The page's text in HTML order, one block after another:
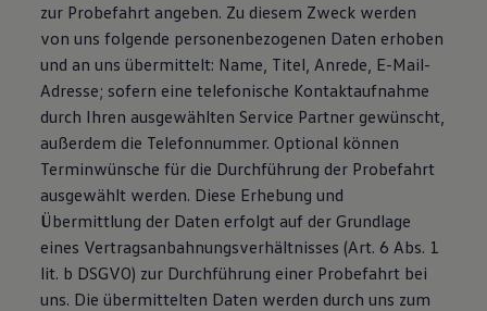
zur Probefahrt angeben. Zu diesem Zweck werden
von uns folgende personenbezogenen Daten erhoben
und an uns übermittelt: Name, Titel, Anrede, E-Mail-
Adresse; sofern eine telefonische Kontaktaufnahme
durch Ihren ausgewählten Service Partner gewünscht,
außerdem die Telefonnummer. Optional können
Terminwünsche für die Durchführung der Probefahrt
ausgewählt werden. Diese Erhebung und
Übermittlung der Daten erfolgt auf der Grundlage
eines Vertragsanbahnungsverhältnisses (Art. 6 Abs. 1
lit. b DSGVO) zur Durchführung einer Probefahrt bei
uns. Die übermittelten Daten werden durch uns zum